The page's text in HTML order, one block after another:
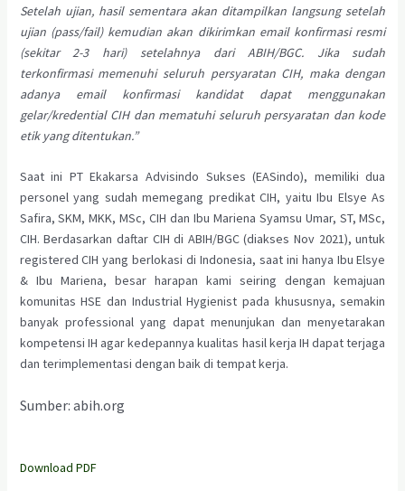
Setelah ujian, hasil sementara akan ditampilkan langsung setelah
ujian (pass/fail) kemudian akan dikirimkan email konfirmasi resmi
(sekitar 2-3 hari) setelahnya dari ABIH/BGC. Jika sudah
terkonfirmasi memenuhi seluruh persyaratan CIH, maka dengan
adanya email konfirmasi kandidat dapat menggunakan
gelar/kredential CIH dan mematuhi seluruh persyaratan dan kode
etik yang ditentukan.”
Saat ini PT Ekakarsa Advisindo Sukses (EASindo), memiliki dua
personel yang sudah memegang predikat CIH, yaitu Ibu Elsye As
Safira, SKM, MKK, MSc, CIH dan Ibu Mariena Syamsu Umar, ST, MSc,
CIH. Berdasarkan daftar CIH di ABIH/BGC (diakses Nov 2021), untuk
registered CIH yang berlokasi di Indonesia, saat ini hanya Ibu Elsye
& Ibu Mariena, besar harapan kami seiring dengan kemajuan
komunitas HSE dan Industrial Hygienist pada khususnya, semakin
banyak professional yang dapat menunjukan dan menyetarakan
kompetensi IH agar kedepannya kualitas hasil kerja IH dapat terjaga
dan terimplementasi dengan baik di tempat kerja.
Sumber: abih.org
Download PDF